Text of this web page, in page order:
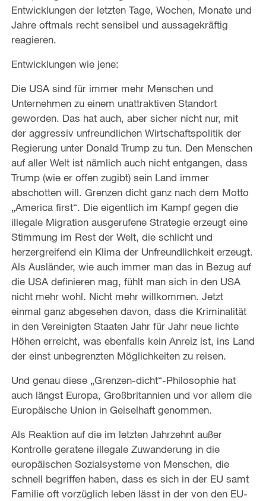
Entwicklungen der letzten Tage, Wochen, Monate und
Jahre oftmals recht sensibel und aussagekräftig
reagieren.
Entwicklungen wie jene:
Die USA sind für immer mehr Menschen und
Unternehmen zu einem unattraktiven Standort
geworden. Das hat auch, aber sicher nicht nur, mit
der aggressiv unfreundlichen Wirtschaftspolitik der
Regierung unter Donald Trump zu tun. Den Menschen
auf aller Welt ist nämlich auch nicht entgangen, dass
Trump (wie er offen zugibt) sein Land immer
abschotten will. Grenzen dicht ganz nach dem Motto
„America first“. Die eigentlich im Kampf gegen die
illegale Migration ausgerufene Strategie erzeugt eine
Stimmung im Rest der Welt, die schlicht und
herzergreifend ein Klima der Unfreundlichkeit erzeugt.
Als Ausländer, wie auch immer man das in Bezug auf
die USA definieren mag, fühlt man sich in den USA
nicht mehr wohl. Nicht mehr willkommen. Jetzt
einmal ganz abgesehen davon, dass die Kriminalität
in den Vereinigten Staaten Jahr für Jahr neue lichte
Höhen erreicht, was ebenfalls kein Anreiz ist, ins Land
der einst unbegrenzten Möglichkeiten zu reisen.
Und genau diese „Grenzen-dicht“-Philosophie hat
auch längst Europa, Großbritannien und vor allem die
Europäische Union in Geiselhaft genommen.
Als Reaktion auf die im letzten Jahrzehnt außer
Kontrolle geratene illegale Zuwanderung in die
europäischen Sozialsysteme von Menschen, die
schnell begriffen haben, dass es sich in der EU samt
Familie oft vorzüglich leben lässt in der von den EU-